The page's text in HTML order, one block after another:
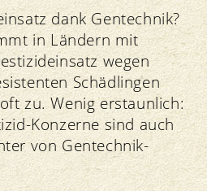
dank Gentechnik?
in Ländern mit
wegen
Schädlingen
zu. Wenig erstaunlich:
Konzerne sind auch
von Gentechnik-